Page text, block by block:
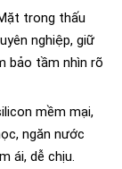
trong thấu
nghiệp, giữ
bảo tầm nhìn rõ
mềm mại,
ngăn nước
ái, dễ chịu.